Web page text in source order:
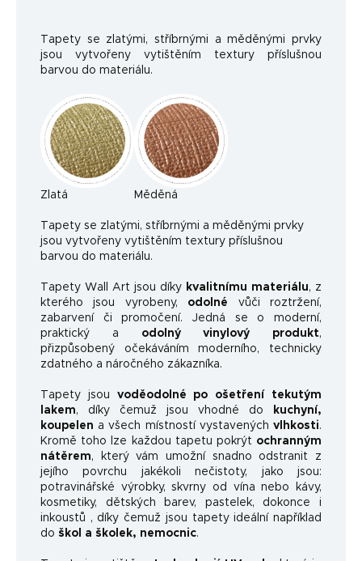
Tapety se zlatými, stříbrnými a měděnými prvky
jsou vytvořeny vytištěním textury příslušnou
barvou do materiálu.
Zlatá Měděná
Tapety se zlatými, stříbrnými a měděnými prvky
jsou vytvořeny vytištěním textury příslušnou
barvou do materiálu.
Tapety Wall Art jsou díky kvalitnímu materiálu, z
kterého jsou vyrobeny, odolné vůči roztržení,
zabarvení či promočení. Jedná se o moderní,
praktický a
odolný vinylový produkt,
přizpůsobený očekáváním moderního, technicky
zdatného a náročného zákazníka.
Tapety jsou voděodolné po ošetření tekutým
lakem, díky čemuž jsou vhodné do
kuchyní,
koupelen a všech místností vystavených vlhkosti.
Kromě toho lze každou tapetu pokrýt ochranným
nátěrem, který vám umožní snadno odstranit z
jejího povrchu jakékoli nečistoty, jako jsou:
potravinářské výrobky, skvrny od vína nebo kávy,
kosmetiky, dětských barev, pastelek, dokonce i
inkoustů , díky čemuž jsou tapety ideální například
do škol a školek, nemocnic.